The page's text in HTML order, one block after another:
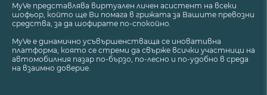
MyVe представлява виртуален личен асистент на всеки
шофьор, който ще Ви помага в грижата за Вашите превозни
средства, за да шофирате по-спокойно.
MyVe е динамично усъвършенстваща се иновативна
платформа, която се стреми да свърже всички участници на
автомобилния пазар по-бързо, по-лесно и по-удобно в среда
на взаимно доверие.